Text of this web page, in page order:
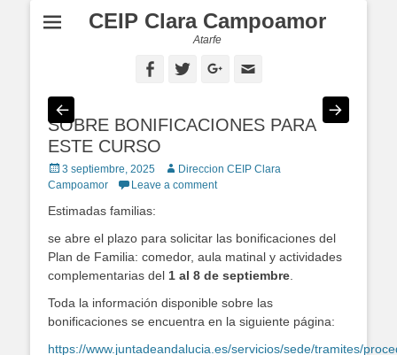
CEIP Clara Campoamor
Atarfe
FacebookTwitterGoogleplus
SOBRE BONIFICACIONES PARA
ESTE CURSO
Posted
on
3 septiembre, 2025 AuthorDireccion CEIP Clara
Campoamor
Leave a comment
Estimadas familias:
se abre el plazo para solicitar las bonificaciones del
Plan de Familia: comedor, aula matinal y actividades
complementarias del 1 al 8 de septiembre
Toda la información disponible sobre las
bonificaciones se encuentra en la siguiente página:
https://www.juntadeandalucia.es/servicios/sede/tramites/